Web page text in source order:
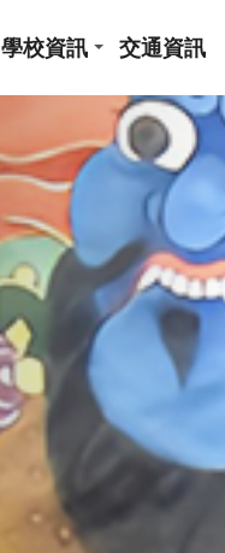
學校資訊 交通資訊